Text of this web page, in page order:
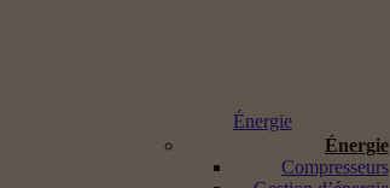
Énergie
Énergie
Compresseurs